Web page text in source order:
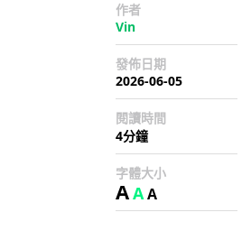
作者
Vin
發佈日期
2026-06-05
閱讀時間
4分鐘
字體大小
AAA